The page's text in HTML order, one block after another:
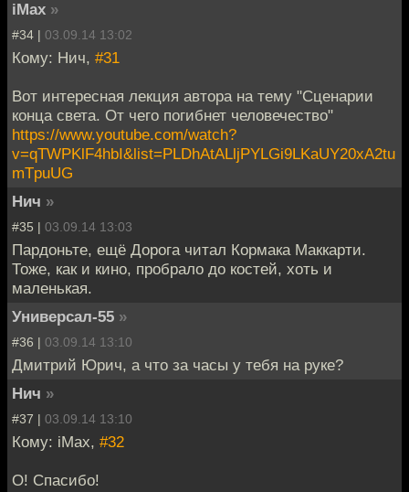
iMax »
#34 | 03.09.14 13:02
Кому: Нич, #31
Вот интересная лекция автора на тему "Сценарии
конца света. От чего погибнет человечество"
https://www.youtube.com/watch?
v=qTWPKlF4hbI&list=PLDhAtALljPYLGi9LKaUY20xA2tu
mTpuUG
Нич »
#35 | 03.09.14 13:03
Пардоньте, ещё Дорога читал Кормака Маккарти.
Тоже, как и кино, пробрало до костей, хоть и
маленькая.
Универсал-55 »
#36 | 03.09.14 13:10
Дмитрий Юрич, а что за часы у тебя на руке?
Нич »
#37 | 03.09.14 13:10
Кому: iMax, #32
О! Спасибо!